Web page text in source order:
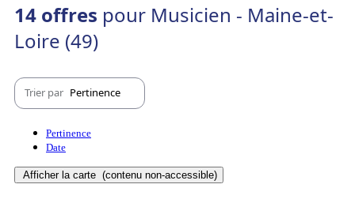
14 offres pour Musicien - Maine-et-
Loire (49)
Trier par Pertinence
Pertinence
Date
Afficher la carte (contenu non-accessible)